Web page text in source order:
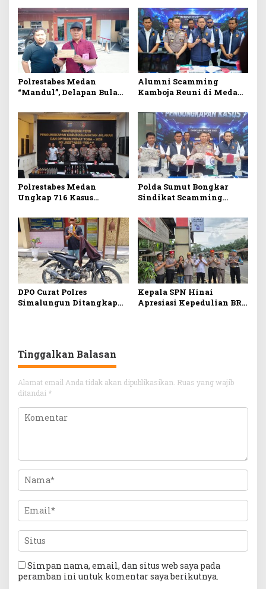
Polrestabes Medan
“Mandul”, Delapan Bulan
Beli Rumah Tak Tuntas
Alumni Scamming
Kamboja Reuni di Medan,
di Apartemen Podomoro
Polrestabes Medan
Ungkap 716 Kasus
Tersangka 57 Ditembak
Polda Sumut Bongkar
Sindikat Scamming
Apartemen Podomoro,
Raup Rp6,7 Miliar
DPO Curat Polres
Simalungun Ditangkap
Kepala SPN Hinai
Apresiasi Kepedulian BRI
Tinggalkan Balasan
Alamat email Anda tidak akan dipublikasikan. Ruas yang wajib
ditandai *
Simpan nama, email, dan situs web saya pada
peramban ini untuk komentar saya berikutnya.